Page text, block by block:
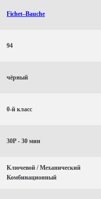
Fichet–Bauche
94
чёрный
0-й класс
30P - 30 мин
Ключевой / Механический
Комбинационный